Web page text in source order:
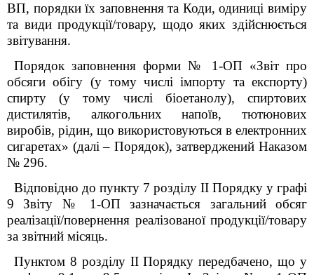
ВП, порядки їх заповнення та Коди, одиниці виміру
та види продукції/товару, щодо яких здійснюється
звітування.
Порядок заповнення форми № 1-ОП «Звіт про
обсяги обігу (у тому числі імпорту та експорту)
спирту (у тому числі біоетанолу), спиртових
дистилятів, алкогольних напоїв, тютюнових
виробів, рідин, що використовуються в електронних
сигаретах» (далі – Порядок), затверджений Наказом
№ 296.
Відповідно до пункту 7 розділу ІІ Порядку у графі
9 Звіту № 1-ОП зазначається загальний обсяг
реалізації/повернення реалізованої продукції/товару
за звітний місяць.
Пунктом 8 розділу II Порядку передбачено, що у